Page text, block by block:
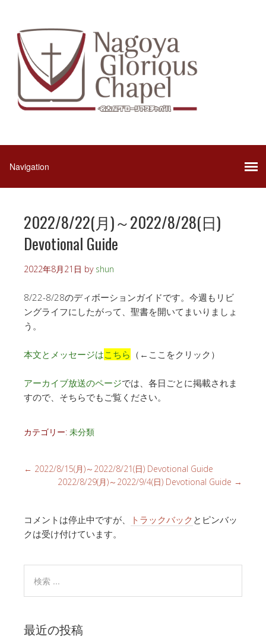
2022/8/22(月)～2022/8/28(日)
Devotional Guide
2022年8月21日 by shun
8/22-8/28のディボーションガイドです。今週もリビ
ングライフにしたがって、聖書を開いてまいりましょ
う。
本文とメッセージはこちら （←ここをクリック）
アーカイブ放送のページでは、各日ごとに掲載されま
すので、そちらでもご覧ください。
カテゴリー: 未分類
← 2022/8/15(月)～2022/8/21(日) Devotional Guide
2022/8/29(月)～2022/9/4(日) Devotional Guide →
コメントは停止中ですが、 トラックバック とピンバッ
クは受け付けています。
最近の投稿